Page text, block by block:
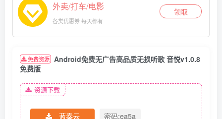
外卖/打车/电影
各类优惠券 每天都有
领取
免费资源 Android免费无广告高品质无损听歌 音悦v1.0.8
免费版
资源下载
蓝奏云 密码:ea5a